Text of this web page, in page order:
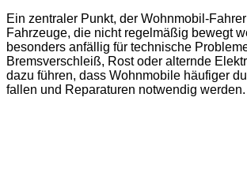
Ein zentraler Punkt, der Wohnmobil-
Fahrzeuge, die nicht regelmäßig bewegt
besonders anfällig für technische
Bremsverschleiß, Rost oder alternde
dazu führen, dass Wohnmobile häufiger
fallen und Reparaturen notwendig werden.